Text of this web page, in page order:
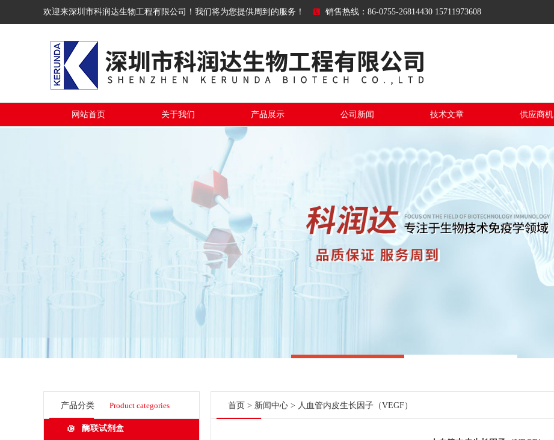
欢迎来深圳市科润达生物工程有限公司！我们将为您提供周到的服务！ 销售热线：86-0755-26814430 15711973608
网站首页 关于我们 产品展示 公司新闻 技术文章 供应商机
产品分类 Product categories
酶联试剂盒
首页 > 新闻中心 > 人血管内皮生长因子（VEGF）